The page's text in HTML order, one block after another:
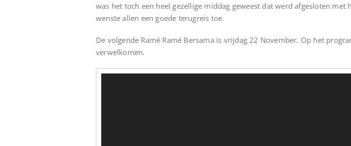
was het toch een heel gezellige middag geweest dat werd afgesloten
wenste allen een goede terugreis toe.
De volgende Ramé Ramé Bersama is vrijdag 22 November. Op het
verwelkomen.